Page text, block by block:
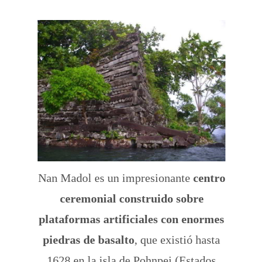
Nan Madol es un impresionante centro
ceremonial construido sobre
plataformas artificiales con enormes
piedras de basalto, que existió hasta